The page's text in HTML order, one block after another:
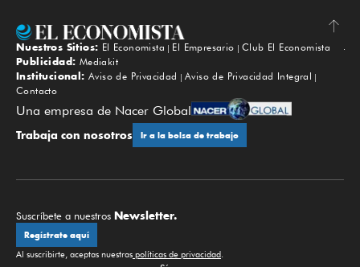
Subir
Nuestros Sitios: El Economista El Empresario
Club El Economista
Publicidad: Mediakit
Institucional: Aviso de Privacidad
Aviso de Privacidad Integral
Contacto
Una empresa de Nacer Global
Trabaja con nosotros Ir a la bolsa de trabajo
Suscríbete a nuestros Newsletter.
Regístrate aquí
Al suscribirte, aceptas nuestras políticas de privacidad.